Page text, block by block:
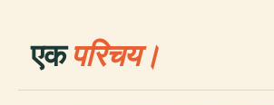
एकपरिचय।